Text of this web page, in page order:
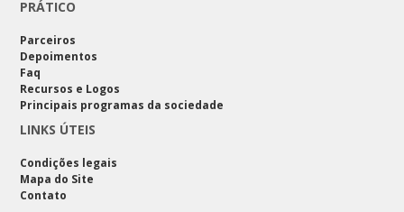
PRÁTICO
Parceiros
Depoimentos
Faq
Recursos e Logos
Principais programas da sociedade
LINKS ÚTEIS
Condições legais
Mapa do Site
Contato